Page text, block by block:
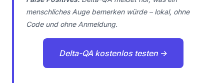
menschliches Auge bemerken würde – lokal, ohne
Code und ohne Anmeldung.
Delta-QA kostenlos testen →